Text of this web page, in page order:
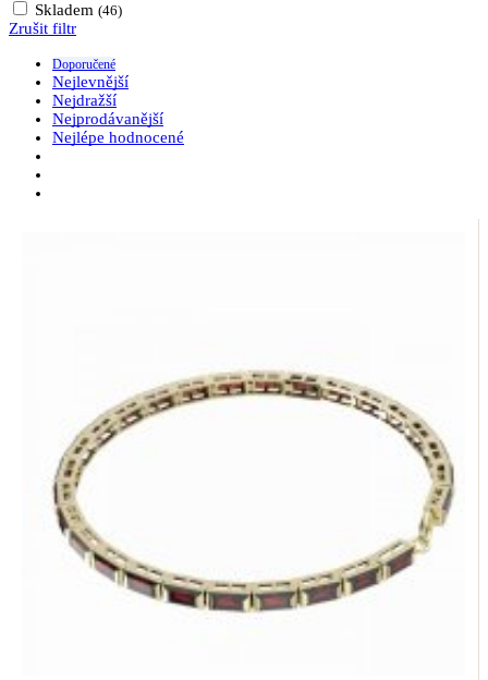
Skladem (46)
Zrušit filtr
Doporučené
Nejlevnější
Nejdražší
Nejprodávanější
Nejlépe hodnocené